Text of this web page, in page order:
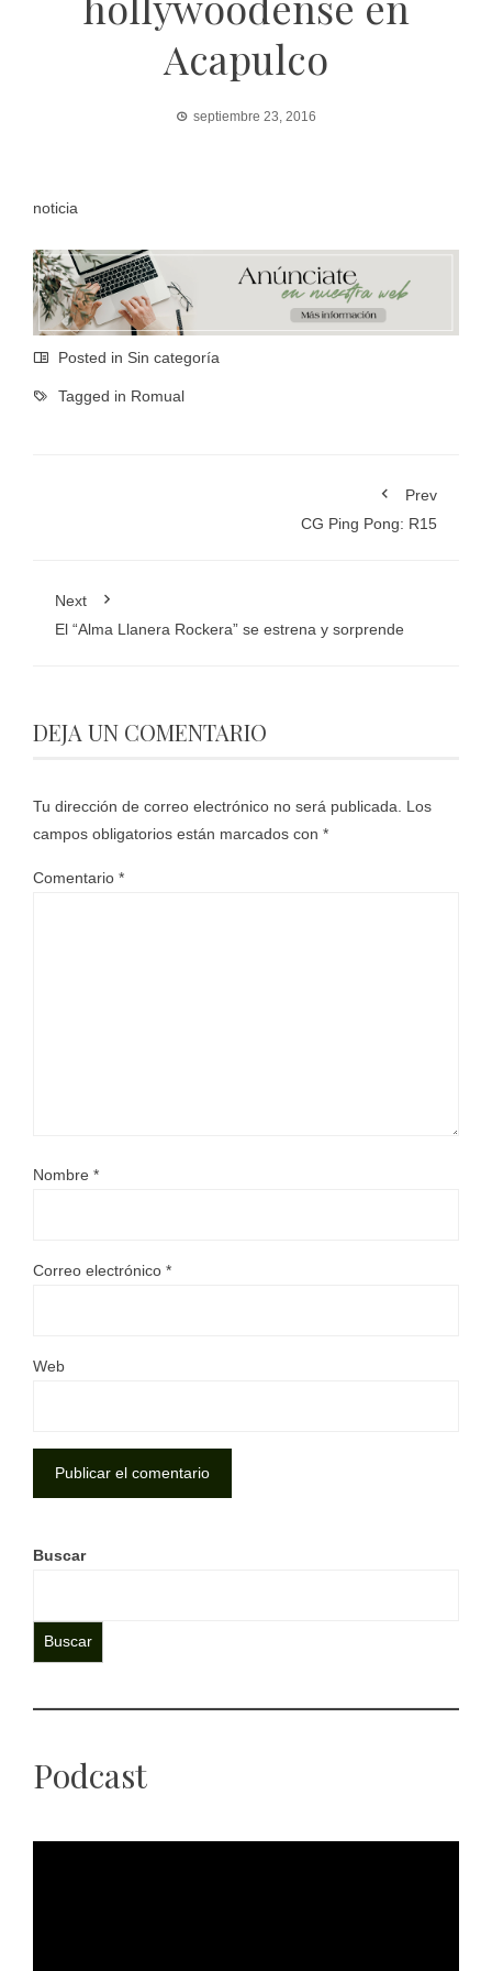
Acapulco
septiembre 23, 2016
noticia
Posted in Sin categoría
Tagged in Romual
Prev
CG Ping Pong: R15
Next
El “Alma Llanera Rockera” se estrena y sorprende
DEJA UN COMENTARIO
Tu dirección de correo electrónico no será publicada.
Los
campos obligatorios están marcados con *
Comentario *
Nombre *
Correo electrónico *
Web
Buscar
Buscar
Podcast